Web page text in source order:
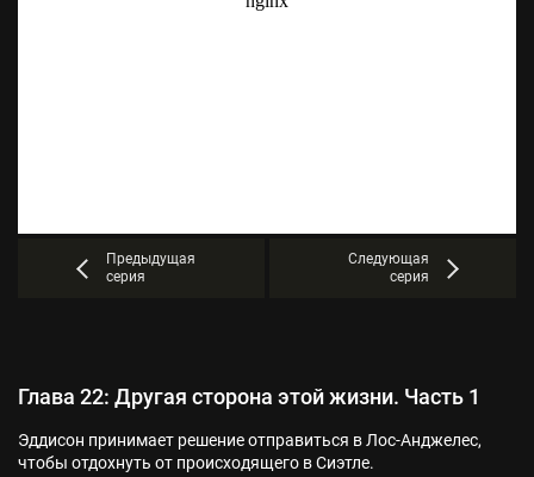
Предыдущая
серия
Следующая
серия
Глава 22: Другая сторона этой жизни. Часть 1
Эддисон принимает решение отправиться в Лос-Анджелес,
чтобы отдохнуть от происходящего в Сиэтле.